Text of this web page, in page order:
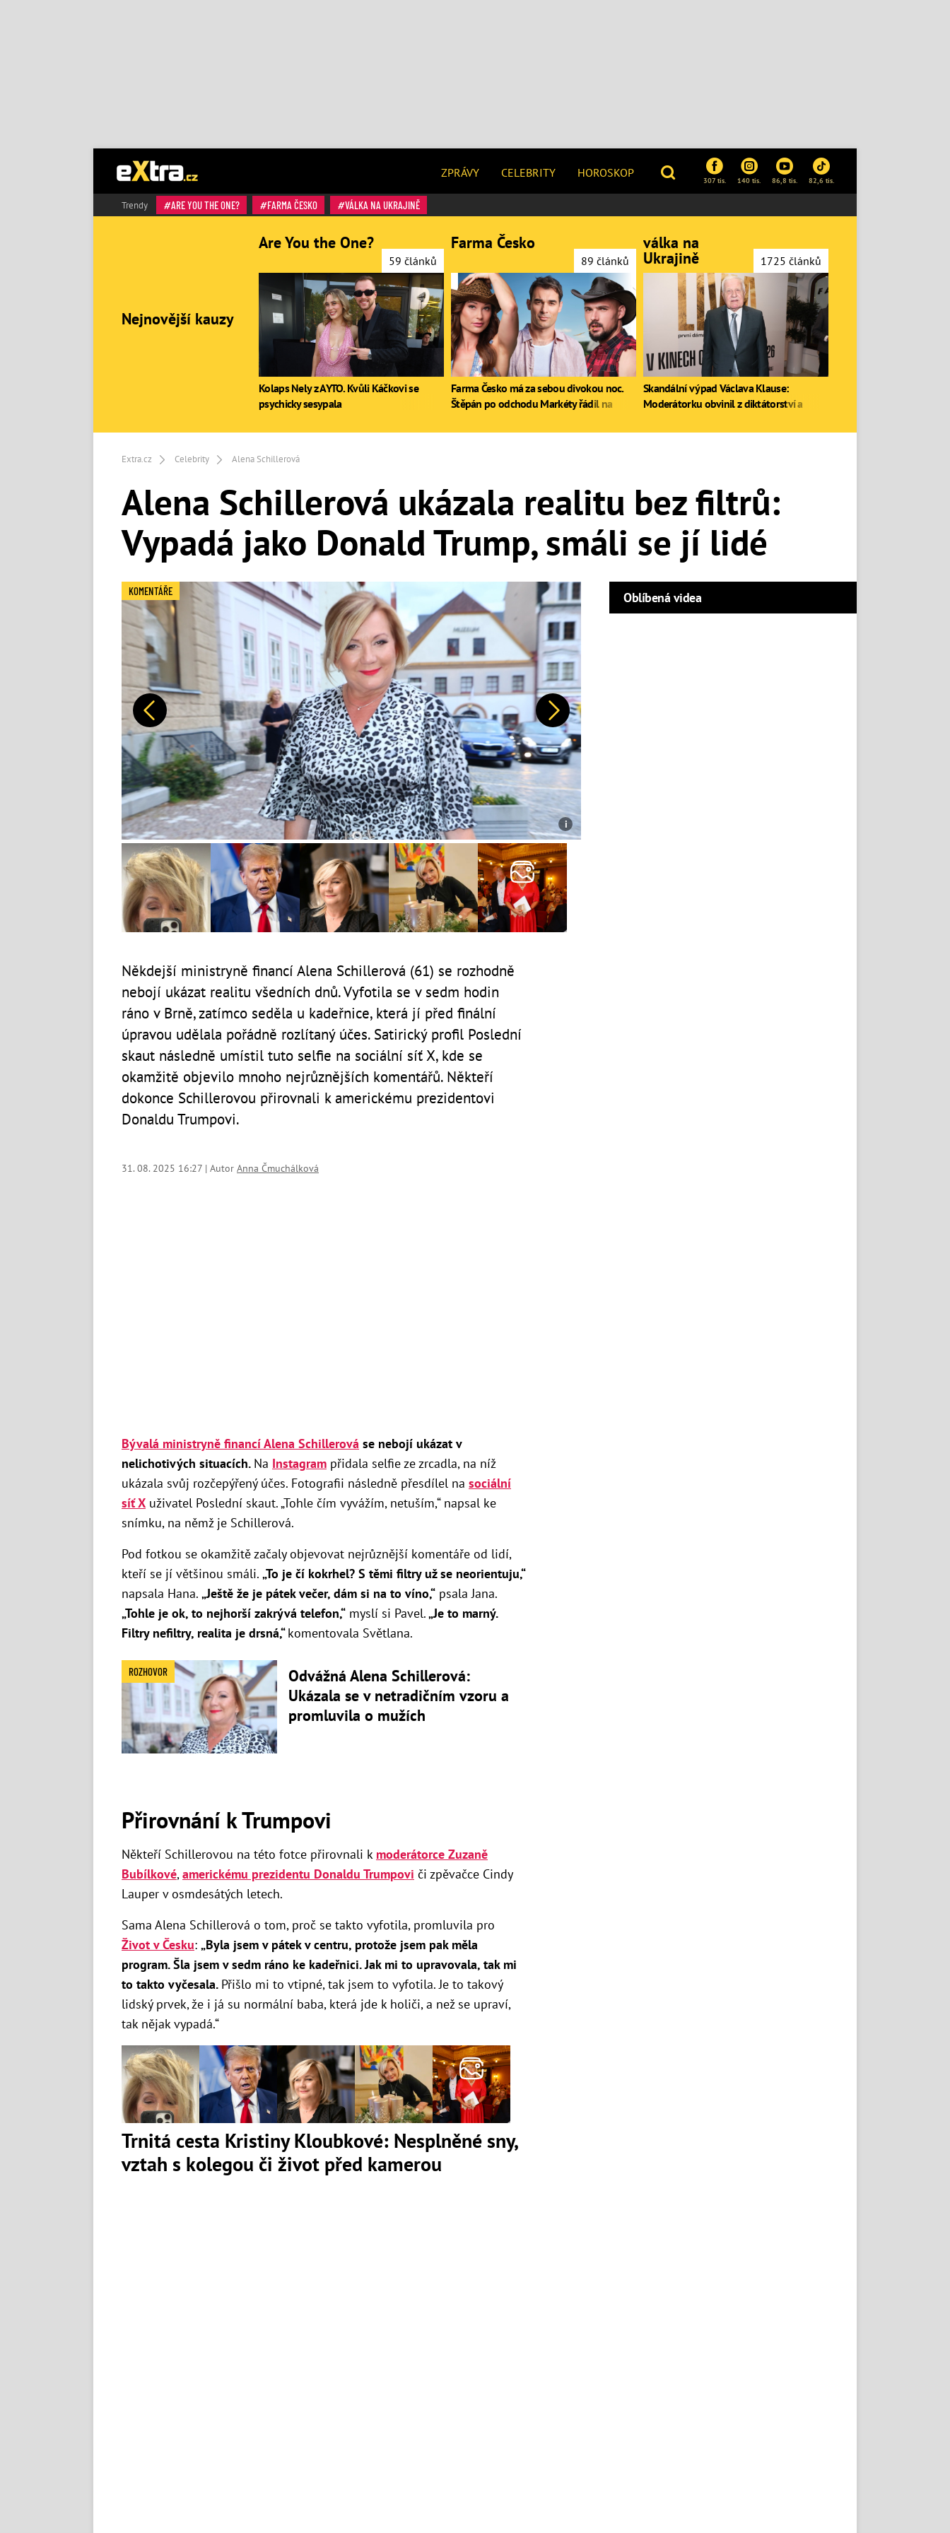
ZPRÁVY CELEBRITY HOROSKOP
307 tis. 140 tis. 86,8 tis. 82,6 tis.
Trendy ARE YOU THE ONE? FARMA ČESKO VÁLKA NA UKRAJINĚ
Extra.cz Celebrity Alena Schillerová
Alena Schillerová ukázala realitu bez filtrů:
Vypadá jako Donald Trump, smáli se jí lidé
Předchozí Další
KOMENTÁŘE
Někdejší ministryně financí Alena Schillerová (61) se rozhodně
nebojí ukázat realitu všedních dnů. Vyfotila se v sedm hodin
ráno v Brně, zatímco seděla u kadeřnice, která jí před finální
úpravou udělala pořádně rozlítaný účes. Satirický profil Poslední
skaut následně umístil tuto selfie na sociální síť X, kde se
okamžitě objevilo mnoho nejrůznějších komentářů. Někteří
dokonce Schillerovou přirovnali k americkému prezidentovi
Donaldu Trumpovi.
31. 08. 2025 16:27 | Autor Anna Čmuchálková
Bývalá ministryně financí Alena Schillerová se nebojí ukázat v
nelichotivých situacích. Na Instagram přidala selfie ze zrcadla, na níž
ukázala svůj rozčepýřený účes. Fotografii následně přesdílel na sociální
síť X uživatel Poslední skaut. „Tohle čím vyvážím, netuším,“ napsal ke
snímku, na němž je Schillerová.
Pod fotkou se okamžitě začaly objevovat nejrůznější komentáře od lidí,
kteří se jí většinou smáli. „To je čí kokrhel? S těmi filtry už se neorientuju,“
napsala Hana. „Ještě že je pátek večer, dám si na to víno,“ psala Jana.
„Tohle je ok, to nejhorší zakrývá telefon,“ myslí si Pavel.„Je to marný.
Filtry nefiltry, realita je drsná,“komentovala Světlana.
ROZHOVOR
Odvážná Alena Schillerová:
Ukázala se v netradičním vzoru a
promluvila o mužích
Přirovnání k Trumpovi
Někteří Schillerovou na této fotce přirovnali k moderátorce Zuzaně
Bubílkové,americkému prezidentu Donaldu Trumpovi či zpěvačce Cindy
Lauper v osmdesátých letech.
Sama Alena Schillerová o tom, proč se takto vyfotila, promluvila pro
Život v Česku: „Byla jsem v pátek v centru, protože jsem pak měla
program. Šla jsem v sedm ráno ke kadeřnici. Jak mi to upravovala, tak mi
to takto vyčesala. Přišlo mi to vtipné, tak jsem to vyfotila. Je to takový
lidský prvek, že i já su normální baba, která jde k holiči, a než se upraví,
tak nějak vypadá.“
Trnitá cesta Kristiny Kloubkové: Nesplněné sny,
vztah s kolegou či život před kamerou
Oblíbená videa
Nejnovější kauzy
Are You the One?
59 článků
Kolaps Nely z AYTO. Kvůli Káčkovi se
psychicky sesypala
Farma Česko
89 článků
Farma Česko má za sebou divokou noc.
Štěpán po odchodu Markéty řádil na
válka na
Ukrajině 1725 článků
Skandální výpad Václava Klause:
Moderátorku obvinil z diktátorství a